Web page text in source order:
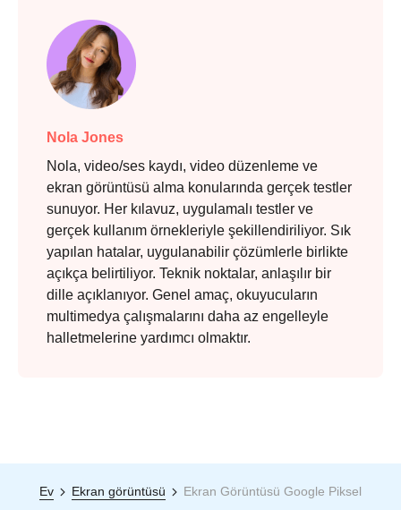
Nola Jones
Nola, video/ses kaydı, video düzenleme ve
ekran görüntüsü alma konularında gerçek testler
sunuyor. Her kılavuz, uygulamalı testler ve
gerçek kullanım örnekleriyle şekillendiriliyor. Sık
yapılan hatalar, uygulanabilir çözümlerle birlikte
açıkça belirtiliyor. Teknik noktalar, anlaşılır bir
dille açıklanıyor. Genel amaç, okuyucuların
multimedya çalışmalarını daha az engelleyle
halletmelerine yardımcı olmaktır.
Ev Ekran görüntüsü Ekran Görüntüsü Google Piksel